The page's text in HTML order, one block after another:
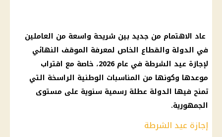
عاد الاهتمام من جديد بين شريحة واسعة من العاملين
في الدولة والقطاع الخاص لمعرفة الموقف النهائي
لإجازة عيد الشرطة في عام 2026
، خاصة مع اقتراب
موعدها وكونها من المناسبات الوطنية الراسخة التي
تمنح فيها الدولة عطلة رسمية سنوية على مستوى
الجمهورية.
إجازة عيد الشرطة